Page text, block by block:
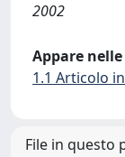
2002
Appare
1.1 Articolo
File in questo